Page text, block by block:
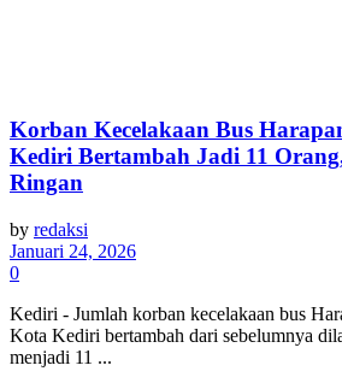
Korban Kecelakaan Bus
Kediri Bertambah Jadi 11
Ringan
by redaksi
Januari 24, 2026
0
Kediri - Jumlah korban kecelakaan bus
Kota Kediri bertambah dari sebelumnya
menjadi 11 ...